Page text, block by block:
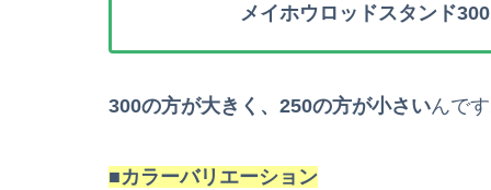
メイホウロッドスタンド
300の方が大きく、250の方が小さいんで
■カラーバリエーション